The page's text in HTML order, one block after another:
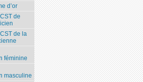
d’or
de
de la
féminine
masculine